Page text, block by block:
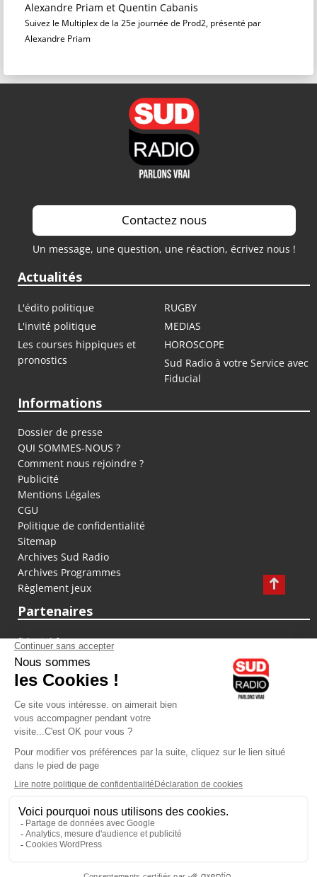
Alexandre Priam et Quentin Cabanis
Suivez le Multiplex de la 25e journée de Prod2, présenté par
Alexandre Priam
Contactez nous
Un message, une question, une réaction, écrivez nous !
Actualités
L'édito politique
RUGBY
L'invité politique
MEDIAS
Les courses hippiques et
pronostics
HOROSCOPE
Sud Radio à votre Service avec
Fiducial
Informations
Dossier de presse
QUI SOMMES-NOUS ?
Comment nous rejoindre ?
Publicité
Mentions Légales
CGU
Politique de confidentialité
Sitemap
Archives Sud Radio
Archives Programmes
Règlement jeux
Partenaires
fiducial.fr
lyoncapitale.fr
olympique-et-lyonnais.com
L'application Iphone / Android
Téléchargez l'application
Les cookies
Gestion des cookies
Crédit photos : ©Sud Radio / Pierre Olivier